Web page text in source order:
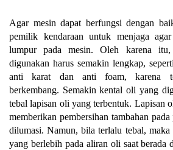
Agar mesin dapat berfungsi dengan
pemilik kendaraan untuk menjaga
lumpur pada mesin. Oleh karena
digunakan harus semakin lengkap,
anti karat dan anti foam, karena
berkembang. Semakin kental oli yang
tebal lapisan oli yang terbentuk. Lapisan
memberikan pembersihan tambahan
dilumasi. Namun, bila terlalu tebal, maka
yang berlebih pada aliran oli saat berada